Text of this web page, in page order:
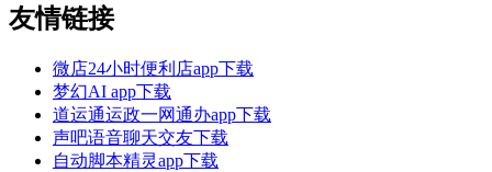
友情链接
微店24小时便利店app下载
梦幻AI app下载
道运通运政一网通办app下载
声吧语音聊天交友下载
自动脚本精灵app下载